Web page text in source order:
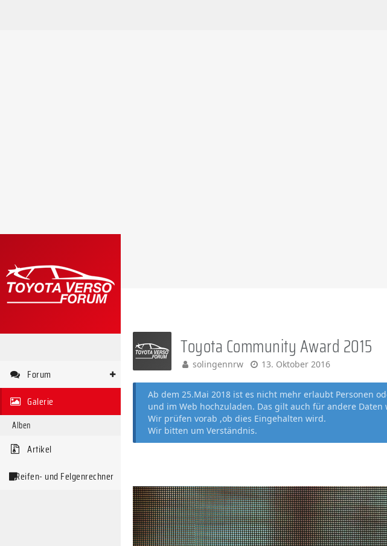
Forum
Galerie
Alben
Artikel
Reifen- und Felgenrechner
Toyota Community Award 2015
solingennrw 13. Oktober 2016
Ab dem 25.Mai 2018 ist es nicht mehr erlaubt Personen
und im Web hochzuladen. Das gilt auch für andere Daten
Wir prüfen vorab ,ob dies Eingehalten wird.
Wir bitten um Verständnis.